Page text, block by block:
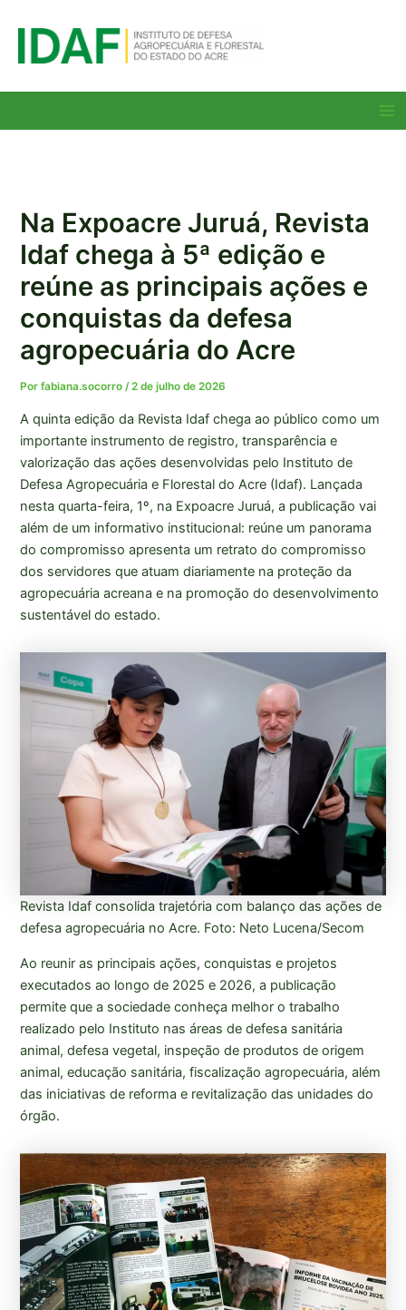
para
Na Expoacre Juruá, Revista
Idaf chega à 5ª edição e
reúne as principais ações e
conquistas da defesa
agropecuária do Acre
Porfabiana.socorro/2 de julho de 2026
A quinta edição da Revista Idaf chega ao público como um
importante instrumento de registro, transparência e
valorização das ações desenvolvidas pelo Instituto de
Defesa Agropecuária e Florestal do Acre (Idaf). Lançada
nesta quarta-feira, 1º, na Expoacre Juruá, a publicação vai
além de um informativo institucional: reúne um panorama
do compromisso apresenta um retrato do compromisso
dos servidores que atuam diariamente na proteção da
agropecuária acreana e na promoção do desenvolvimento
sustentável do estado.
Revista Idaf consolida trajetória com balanço das ações de
defesa agropecuária no Acre. Foto: Neto Lucena/Secom
Ao reunir as principais ações, conquistas e projetos
executados ao longo de 2025 e 2026, a publicação
permite que a sociedade conheça melhor o trabalho
realizado pelo Instituto nas áreas de defesa sanitária
animal, defesa vegetal, inspeção de produtos de origem
animal, educação sanitária, fiscalização agropecuária, além
das iniciativas de reforma e revitalização das unidades do
órgão.